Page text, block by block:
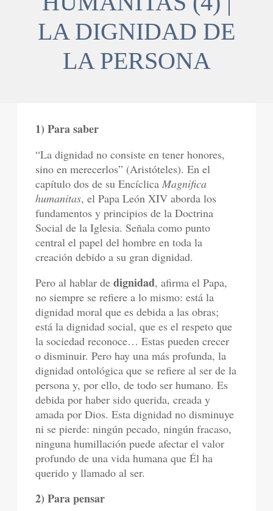
LA DIGNIDAD DE
LA PERSONA
1) Para saber
“La dignidad no consiste en tener honores,
sino en merecerlos” (Aristóteles). En el
capítulo dos de su EncíclicaMagnifica
humanitas, el Papa León XIV aborda los
fundamentos y principios de la Doctrina
Social de la Iglesia. Señala como punto
central el papel del hombre en toda la
creación debido a su gran dignidad.
Pero al hablar dedignidad, afirma el Papa,
no siempre se refiere a lo mismo: está la
dignidad moral que es debida a las obras;
está la dignidad social, que es el respeto que
la sociedad reconoce… Estas pueden crecer
o disminuir. Pero hay una más profunda, la
dignidad ontológica que se refiere al ser de la
persona y, por ello, de todo ser humano. Es
debida por haber sido querida, creada y
amada por Dios. Esta dignidad no disminuye
ni se pierde: ningún pecado, ningún fracaso,
ninguna humillación puede afectar el valor
profundo de una vida humana que Él ha
querido y llamado al ser.
2) Para pensar